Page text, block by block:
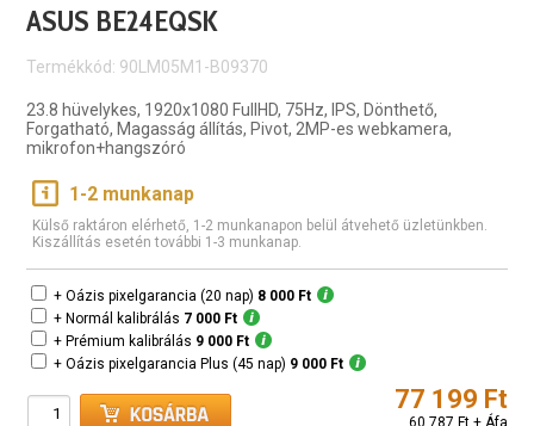
ASUS BE24EQSK
Termékkód: 90LM05M1-B09370
23.8 hüvelykes, 1920x1080 FullHD, 75Hz, IPS, Dönthető,
Forgatható, Magasság állítás, Pivot, 2MP-es webkamera,
mikrofon+hangszóró
1-2 munkanap
Külső raktáron elérhető, 1-2 munkanapon belül átvehető üzletünkben.
Kiszállítás esetén további 1-3 munkanap.
+ Oázis pixelgarancia (20 nap) 8 000 Ft
+ Normál kalibrálás 7 000 Ft
+ Prémium kalibrálás 9 000 Ft
+ Oázis pixelgarancia Plus (45 nap) 9 000 Ft
77 199 Ft
60 787 Ft + Áfa